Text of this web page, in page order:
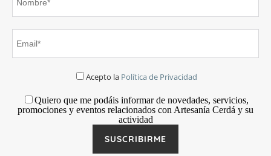
Acepto la Política de Privacidad
Quiero que me podáis informar de novedades, servicios,
promociones y eventos relacionados con Artesanía Cerdá y su
actividad